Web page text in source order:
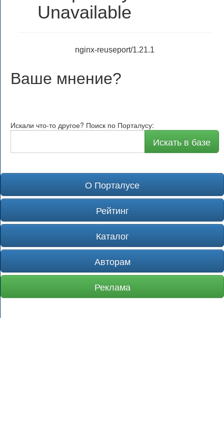
Unavailable
nginx-reuseport/1.21.1
Ваше мнение?
Искали что-то другое? Поиск по Порталусу:
Искать в базе
О Порталусе
Рейтинг
Каталог
Авторам
Реклама